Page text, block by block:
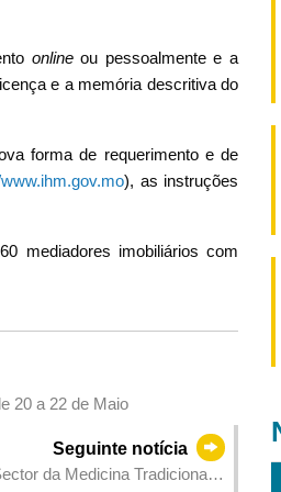
onlineou pessoalmente e a
e a memória descritiva do
forma de requerimento e de
), as instruções
mediadores imobiliários com
20 a 22 de Maio
Seguinte notícia
da Medicina Tradicional